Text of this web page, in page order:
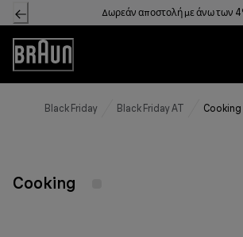
Skip
to
Content
Δωρεάν αποστολή με άνω των
Accessibility
Statement
Black Friday Black Friday AT Cooking
Cooking